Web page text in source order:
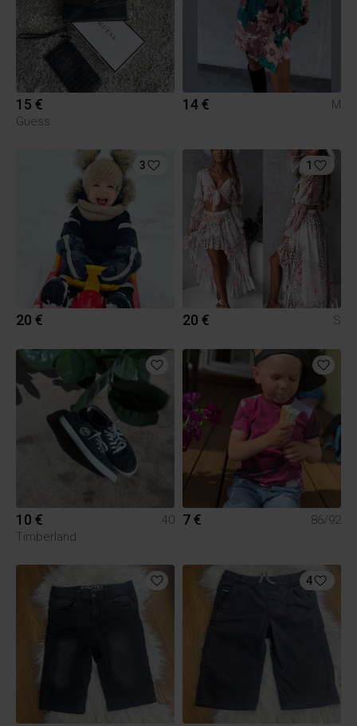
15 €
Guess
14 € M
3
20 €
1
20 € S
10 €
40
Timberland
7 € 86/92
4